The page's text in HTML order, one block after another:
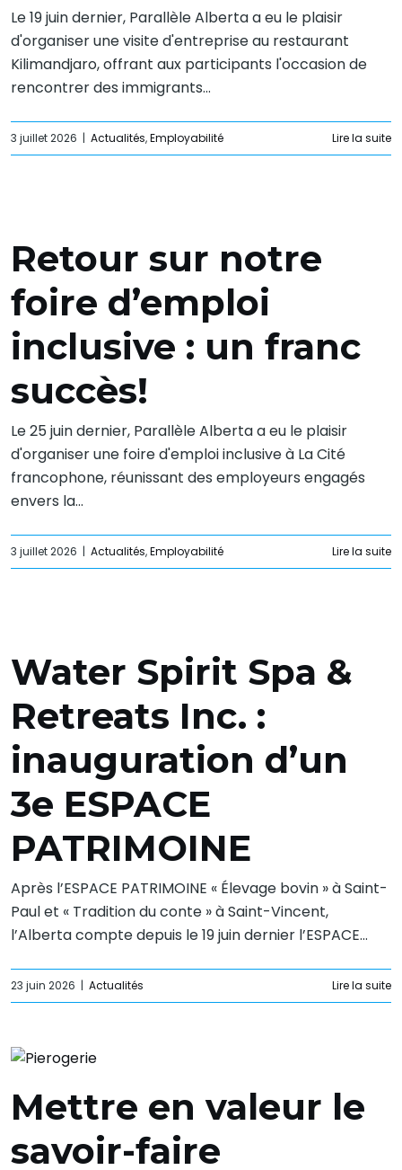
Le 19 juin dernier, Parallèle Alberta a eu le plaisir
d'organiser une visite d'entreprise au restaurant
Kilimandjaro, offrant aux participants l'occasion de
rencontrer des immigrants...
3 juillet 2026 | Actualités,Employabilité Lire la suite
Retour sur notre
foire d’emploi
inclusive : un franc
succès!
Le 25 juin dernier, Parallèle Alberta a eu le plaisir
d'organiser une foire d'emploi inclusive à La Cité
francophone, réunissant des employeurs engagés
envers la...
3 juillet 2026 | Actualités,Employabilité Lire la suite
Water Spirit Spa &
Retreats Inc. :
inauguration d’un
3e ESPACE
PATRIMOINE
Après l’ESPACE PATRIMOINE « Élevage bovin » à Saint-
Paul et « Tradition du conte » à Saint-Vincent,
l’Alberta compte depuis le 19 juin dernier l’ESPACE...
23 juin 2026 | Actualités Lire la suite
Mettre en valeur le
savoir-faire